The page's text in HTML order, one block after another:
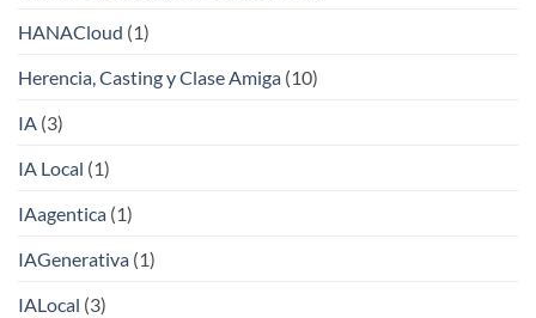
HANACloud (1)
Herencia, Casting y Clase Amiga (10)
IA (3)
IA Local (1)
IAagentica (1)
IAGenerativa (1)
IALocal (3)